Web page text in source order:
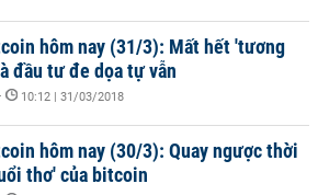
hôm nay (31/3): Mất hết 'tương
đầu tư đe dọa tự vẫn
10:12 | 31/03/2018
hôm nay (30/3): Quay ngược thời
thơ' của bitcoin